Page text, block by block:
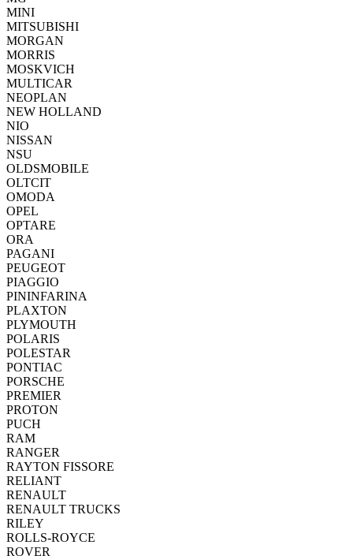
MINI
MITSUBISHI
MORGAN
MORRIS
MOSKVICH
MULTICAR
NEOPLAN
NEW HOLLAND
NIO
NISSAN
NSU
OLDSMOBILE
OLTCIT
OMODA
OPEL
OPTARE
ORA
PAGANI
PEUGEOT
PIAGGIO
PININFARINA
PLAXTON
PLYMOUTH
POLARIS
POLESTAR
PONTIAC
PORSCHE
PREMIER
PROTON
PUCH
RAM
RANGER
RAYTON FISSORE
RELIANT
RENAULT
RENAULT TRUCKS
RILEY
ROLLS-ROYCE
ROVER